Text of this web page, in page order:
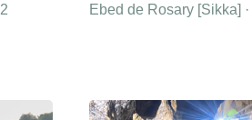
Ebed de Rosary [Sikka]